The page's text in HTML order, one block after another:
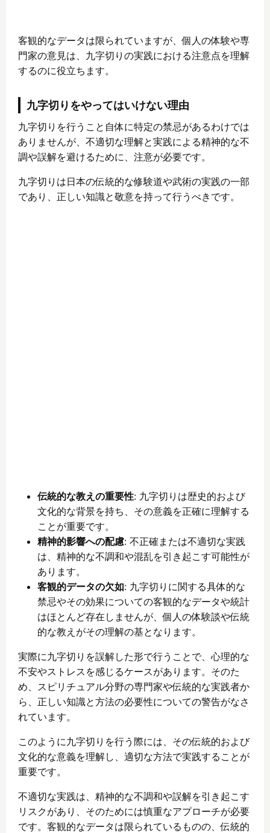
客観的なデータは限られていますが、個人の体験や専
門家の意見は、九字切りの実践における注意点を理解
するのに役立ちます。
九字切りをやってはいけない理由
九字切りを行うこと自体に特定の禁忌があるわけでは
ありませんが、不適切な理解と実践による精神的な不
調や誤解を避けるために、注意が必要です。
九字切りは日本の伝統的な修験道や武術の実践の一部
であり、正しい知識と敬意を持って行うべきです。
伝統的な教えの重要性: 九字切りは歴史的および
文化的な背景を持ち、その意義を正確に理解する
ことが重要です。
精神的影響への配慮: 不正確または不適切な実践
は、精神的な不調和や混乱を引き起こす可能性が
あります。
客観的データの欠如: 九字切りに関する具体的な
禁忌やその効果についての客観的なデータや統計
はほとんど存在しませんが、個人の体験談や伝統
的な教えがその理解の基となります。
実際に九字切りを誤解した形で行うことで、心理的な
不安やストレスを感じるケースがあります。そのた
め、スピリチュアル分野の専門家や伝統的な実践者か
ら、正しい知識と方法の必要性についての警告がなさ
れています。
このように九字切りを行う際には、その伝統的および
文化的な意義を理解し、適切な方法で実践することが
重要です。
不適切な実践は、精神的な不調和や誤解を引き起こす
リスクがあり、そのためには慎重なアプローチが必要
です。客観的なデータは限られているものの、伝統的